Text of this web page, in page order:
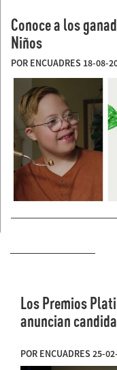
Conoce a los
Niños
POR ENCUADRES 18-08-
Los Premios
anuncian
POR ENCUADRES 25-